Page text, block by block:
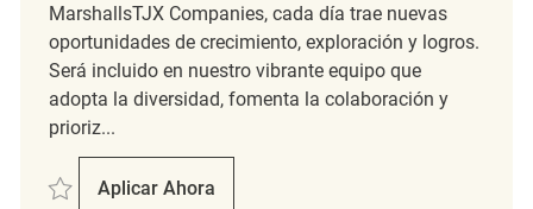
MarshallsTJX Companies, cada día trae nuevas
oportunidades de crecimiento, exploración y logros.
Será incluido en nuestro vibrante equipo que
adopta la diversidad, fomenta la colaboración y
prioriz...
Salvar Merchandising Associate REQ141084
Aplicar Ahora
Merchandising Associate